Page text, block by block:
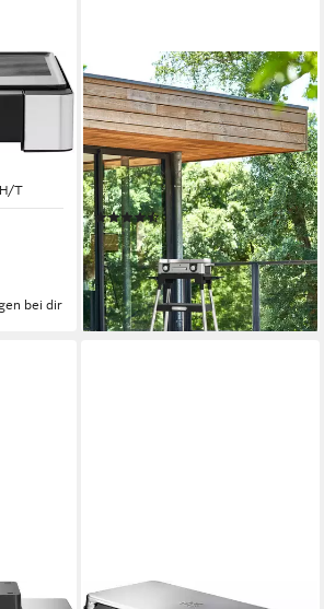
&
T
bei dir
WMF
Standgrill Lono Master, inkl.
Standfuß
2400 W Leistung
Grillplatten
92,7 x 86 x 34,8 cm B/H/T
(3)
219,00 € UVP349,99 €
20,00 €mtl. in 12 Raten
-37%
lieferbar - in 1-2 Werktagen bei dir